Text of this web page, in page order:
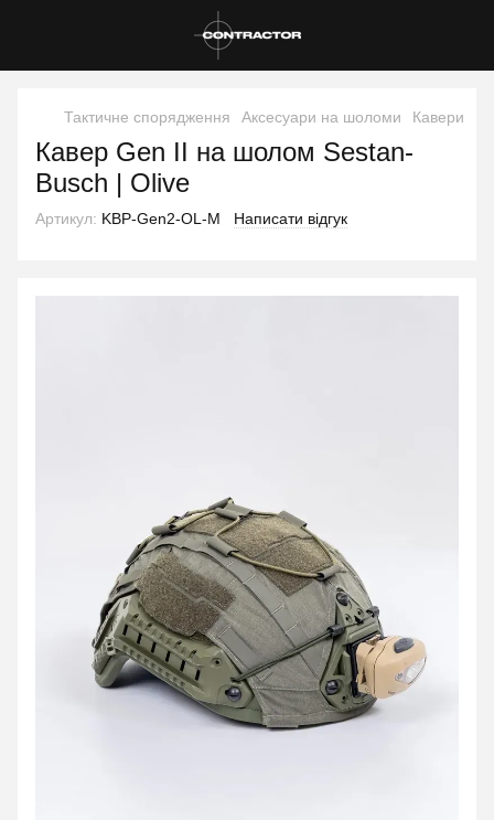
Тактичне спорядження Аксесуари на шоломи Кавери
Кавер Gen II на шолом Sestan-
Busch | Olive
Артикул: KBР-Gen2-OL-M Написати відгук